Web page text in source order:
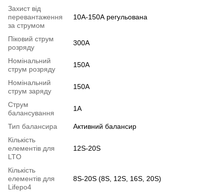
Захист від
перевантаження
за струмом
10A-150А регульована
Піковий струм
розряду
300А
Номінальний
струм розряду
150А
Номінальний
струм заряду
150А
Струм
балансування
1A
Тип балансира
Активний балансир
Кількість
елементів для
LTO
12S-20S
Кількість
елементів для
Lifepo4
8S-20S (8S, 12S, 16S, 20S)